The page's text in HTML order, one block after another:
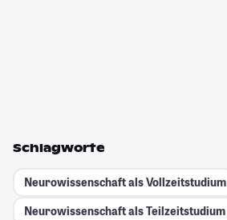
Schlagworte
Neurowissenschaft als Vollzeitstudium
Neurowissenschaft als Teilzeitstudium